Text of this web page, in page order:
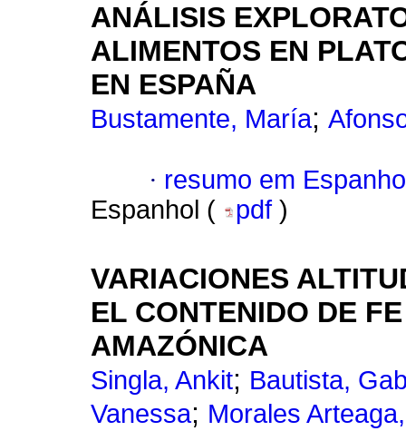
ANÁLISIS
ALIMENTOS EN
EN ESPAÑA
Bustamente, María;
· resumo em
Espanhol (
pdf )
VARIACIONES
EL CONTENIDO DE
AMAZÓNICA
Singla, Ankit; Bautista,
Vanessa; Morales